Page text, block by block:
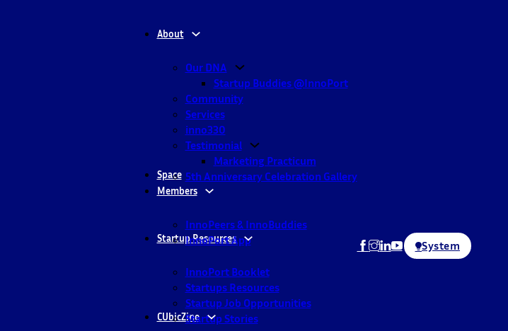
About
Our DNA
Startup Buddies @InnoPort
Community
Services
inno330
Testimonial
Marketing Practicum
5th Anniversary Celebration Gallery
Space
Members
InnoPeers & InnoBuddies
InnoPort App
Startup Resources
InnoPort Booklet
Startups Resources
Startup Job Opportunities
Startup Stories
CUbicZine
System